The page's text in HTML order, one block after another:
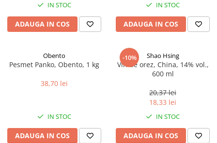
IN STOC
ADAUGA IN COS
IN STOC
ADAUGA IN COS
Obento
Pesmet Panko, Obento, 1 kg
38,70 lei
IN STOC
ADAUGA IN COS
-10% Shao Hsing
Vin de orez, China, 14% vol.,
600 ml
20,37 lei
18,33 lei
IN STOC
ADAUGA IN COS